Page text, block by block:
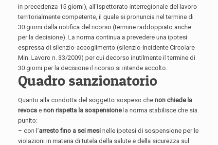
in precedenza 15 giorni), all’Ispettorato interregionale del lavoro
territorialmente competente, il quale si pronuncia nel termine di
30 giorni dalla notifica del ricorso (termine raddoppiato anche
per la decisione). La norma continua a prevedere una ipotesi
espressa di silenzio-accoglimento (silenzio-incidente Circolare
Min. Lavoro n. 33/2009) per cui decorso inutilmente il termine di
30 giorni per la decisione il ricorso si intende accolto.
Quadro sanzionatorio
Quanto alla condotta del soggetto sospeso chenon chiede la
revoca enon rispetta la sospensionela norma stabilisce che sia
punito:
– con l’arresto fino a sei mesinelle ipotesi di sospensione per le
violazioni in materia di tutela della salute e della sicurezza sul